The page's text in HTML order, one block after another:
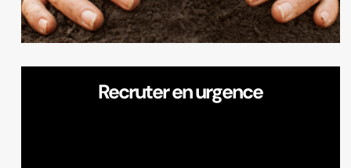
Recruter en urgence